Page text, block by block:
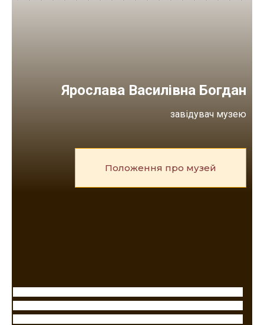
Ярослава Василівна Богдан
завідувач музею
Положення про музей